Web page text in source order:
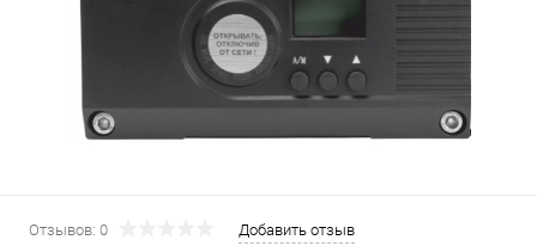
Отзывов: 0
Добавить отзыв